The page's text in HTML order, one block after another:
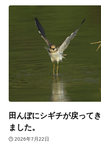
田んぼにシギチが戻ってき
ました。
2026年7月22日